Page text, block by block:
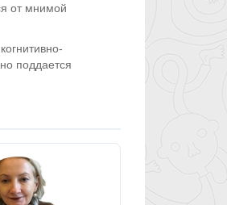
от мнимой
поддается